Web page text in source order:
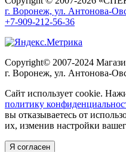
г. Воронеж, ул. Антонова-
+7-909-212-56-36
Copyright© 2007-2024
г. Воронеж, ул. Антонова-
Сайт использует cookie.
политику
вы отказываетесь от
их, изменив настройки
Я согласен